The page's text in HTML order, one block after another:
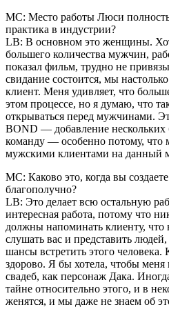
MC: Место работы Люси
практика в индустрии?
LB: В основном это женщины.
большего количества мужчин,
показал фильм, трудно не
свидание состоится, мы
клиент. Меня удивляет, что
этом процессе, но я думаю, что
открываться перед мужчинами.
BOND — добавление
команду — особенно потому, что
мужскими клиентами на данный
MC: Каково это, когда вы
благополучно?
LB: Это делает всю остальную
интересная работа, потому что
должны напоминать клиенту, что
слушать вас и представить
шансы встретить этого человека.
здорово. Я бы хотела, чтобы
свадеб, как персонаж Дака.
тайне относительно этого, и в
женятся, и мы даже не знаем об